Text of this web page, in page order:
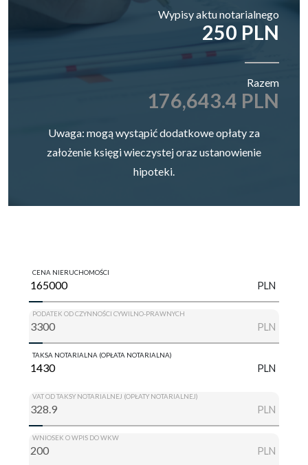
Wypisy aktu notarialnego
250 PLN
Razem
176,643.4 PLN
Uwaga: mogą wystąpić dodatkowe opłaty za
założenie księgi wieczystej oraz ustanowienie
hipoteki.
CENA NIERUCHOMOŚCI
PLN
PODATEK OD CZYNNOŚCI CYWILNO-PRAWNYCH
PLN
TAKSA NOTARIALNA (OPŁATA NOTARIALNA)
PLN
VAT OD TAKSY NOTARIALNEJ (OPŁATY NOTARIALNEJ)
PLN
WNIOSEK O WPIS DO WKW
PLN